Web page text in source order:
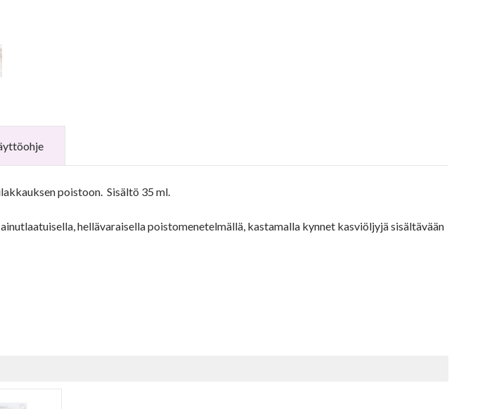
poistoon. Sisältö 35 ml.
hellävaraisella poistomenetelmällä, kastamalla kynnet kasviöljyjä sisältävään